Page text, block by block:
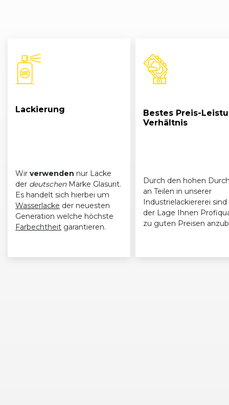
Lackierung
Wir verwenden nur Lacke
der deutschenMarke Glasurit.
Es handelt sich hierbei um
Wasserlacke der neuesten
Generation welche höchste
Farbechtheit garantieren.
Bestes Preis-
Verhältnis
Durch den hohen
an Teilen in unserer
Industrielackiererei sind
der Lage Ihnen
zu guten Preisen